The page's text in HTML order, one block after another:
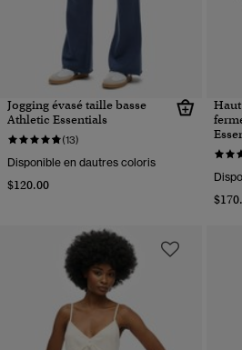
Jogging évasé taille basse
Athletic Essentials
(13)
Disponible en dautres coloris
$120.00